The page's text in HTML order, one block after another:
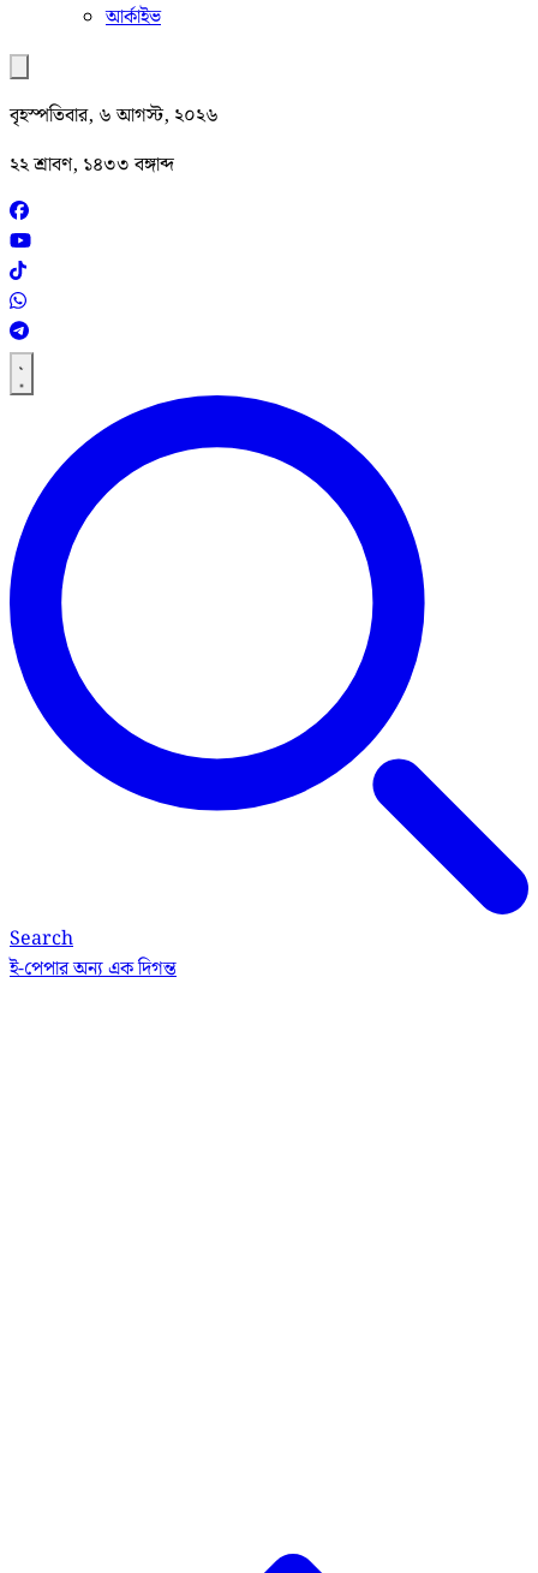
আর্কাইভ
বৃহস্পতিবার, ৬ আগস্ট, ২০২৬
২২ শ্রাবণ, ১৪৩৩ বঙ্গাব্দ
Search
ই-পেপারঅন্য এক দিগন্ত